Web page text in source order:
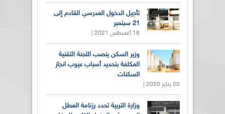
تأجيل الدخول المدرسي القادم إلى
21 سبتمبر
18 أغسطس 2021 |
وزير السكن ينصب اللجنة التقنية
المكلفة بتحديد أسباب عيوب انجاز
السكنات
22 يناير 2020 |
وزارة التربية تحدد رزنامة العطل